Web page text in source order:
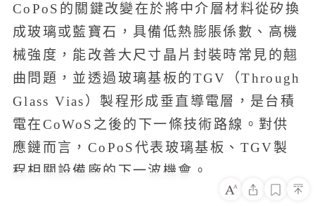
CoPoS的關鍵改變在於將中介層材料從矽換
成玻璃或藍寶石，具備低熱膨脹係數、高機
械強度，能改善大尺寸晶片封裝時常見的翹
曲問題，並透過玻璃基板的TGV（Through
Glass Vias）製程形成垂直導電層，是台積
電在CoWoS之後的下一條技術路線。對供
應鏈而言，CoPoS代表玻璃基板、TGV製
程相關設備廠的下一波機會。